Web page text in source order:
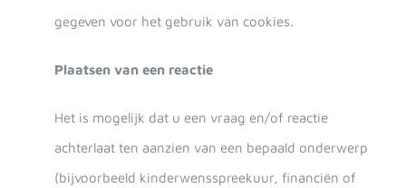
gegeven voor het gebruik van cookies.
Plaatsen van een reactie
Het is mogelijk dat u een vraag en/of reactie
achterlaat ten aanzien van een bepaald onderwerp
(bijvoorbeeld kinderwensspreekuur, financiën of